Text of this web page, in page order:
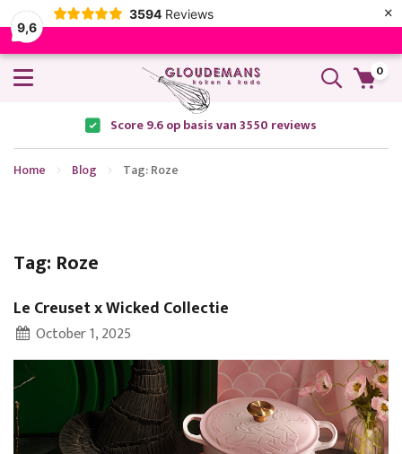
9,6
3594 Reviews ×
0
Score 9.6 op basis van 3550 reviews
Home Blog Tag: Roze
Tag: Roze
Le Creuset x Wicked Collectie
October 1, 2025